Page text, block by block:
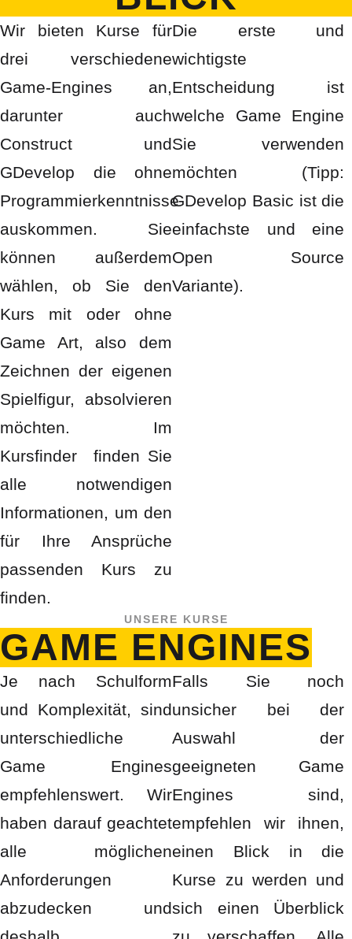
Wir bieten Kurse für
drei verschiedene
Game-Engines an,
darunter auch
Construct und
GDevelop die ohne
Programmierkenntnisse
auskommen. Sie
können außerdem
wählen, ob Sie den
Kurs mit oder ohne
Game Art, also dem
Zeichnen der eigenen
Spielfigur, absolvieren
möchten. Im
Kursfinder finden Sie
alle notwendigen
Informationen, um den
für Ihre Ansprüche
passenden Kurs zu
finden.
Die erste und
wichtigste
Entscheidung ist
welche Game Engine
Sie verwenden
möchten (Tipp:
GDevelop Basic ist die
einfachste und eine
Open Source
Variante).
UNSERE KURSE
GAME ENGINES
Je nach Schulform
und Komplexität, sind
unterschiedliche
Game Engines
empfehlenswert. Wir
haben darauf geachtet
alle möglichen
Anforderungen
abzudecken und
Falls Sie noch
unsicher bei der
Auswahl der
geeigneten Game
Engines sind,
empfehlen wir ihnen,
einen Blick in die
Kurse zu werden und
sich einen Überblick